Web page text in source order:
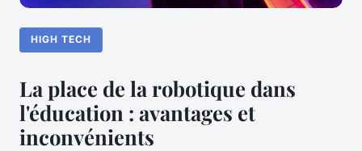
HIGH TECH
La place de la robotique dans
l'éducation : avantages et
inconvénients